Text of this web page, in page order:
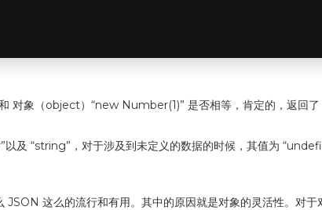
对象（object）“new Number(1)” 是否相等，肯定的，返回
及 “string”，对于涉及到未定义的数据的时候，其值为
这么的流行和有用。其中的原因就是对象的灵活性。对于